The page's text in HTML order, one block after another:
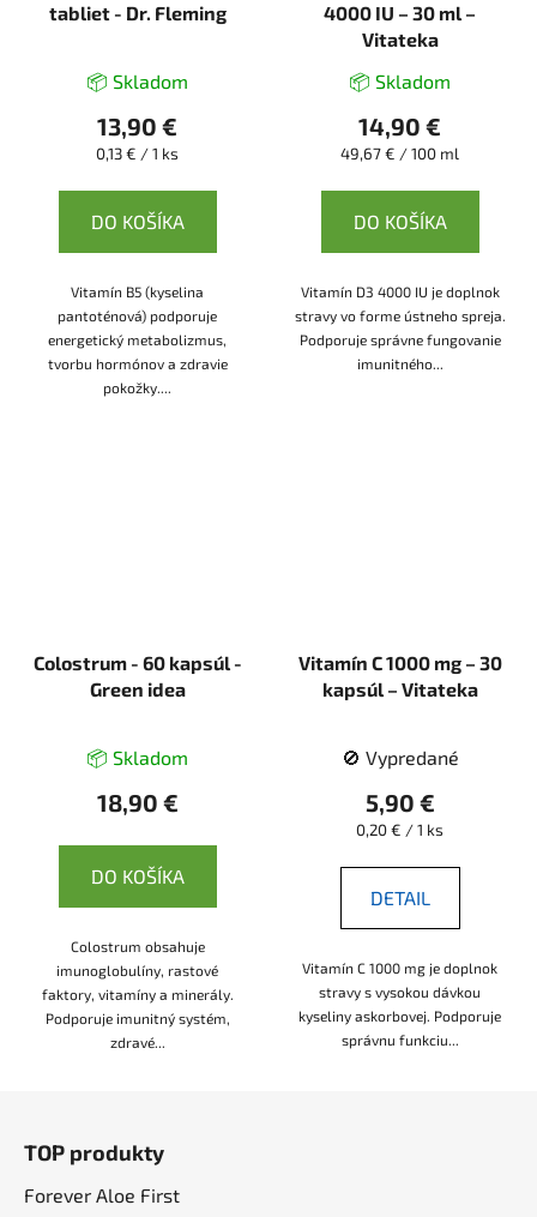
tabliet - Dr. Fleming
📦 Skladom
13,90 €
Jednotková
0,13 € / 1 ks
DO KOŠÍKA
Vitamín B5 (kyselina
pantoténová) podporuje
energetický metabolizmus,
tvorbu hormónov a zdravie
pokožky....
4000 IU – 30 ml –
Vitateka
📦 Skladom
14,90 €
Jednotková
49,67 € / 100 ml
DO KOŠÍKA
Vitamín D3 4000 IU je doplnok
stravy vo forme ústneho spreja.
Podporuje správne fungovanie
imunitného...
Colostrum - 60 kapsúl -
Green idea
📦 Skladom
18,90 €
DO KOŠÍKA
Colostrum obsahuje
imunoglobulíny, rastové
faktory, vitamíny a minerály.
Podporuje imunitný systém,
zdravé...
Vitamín C 1000 mg – 30
kapsúl – Vitateka
🚫 Vypredané
5,90 €
Jednotková
0,20 € / 1 ks
DETAIL
Vitamín C 1000 mg je doplnok
stravy s vysokou dávkou
kyseliny askorbovej. Podporuje
správnu funkciu...
TOP produkty
Forever Aloe First